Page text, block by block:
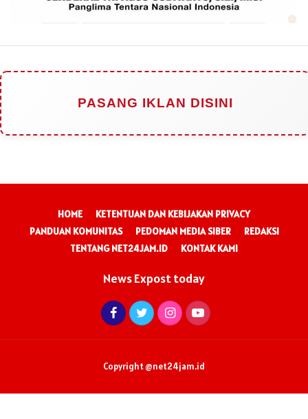
PASANG IKLAN DISINI
HOME
KETENTUAN DAN KEBIJAKAN PRIVACY
PANDUAN KOMUNITAS
PEDOMAN MEDIA SIBER
REDAKSI
TENTANG NET24JAM.ID
KONTAK KAMI
News Expost today
Copyright @net24jam.id